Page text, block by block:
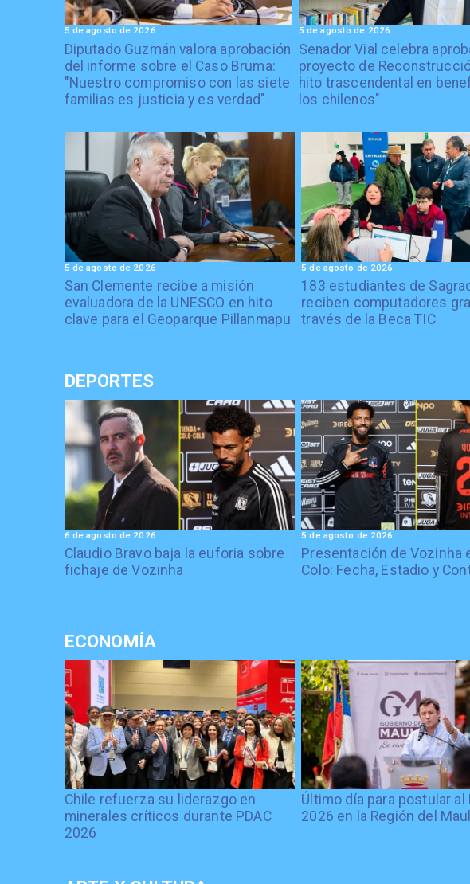
Diputado Guzmán valora aprobación
del informe sobre el Caso Bruma:
"Nuestro compromiso con las siete
familias es justicia y es verdad"
5 de agosto de 2026
Senador Vial celebra
proyecto de
hito trascendental en
los chilenos"
5 de agosto de 2026
San Clemente recibe a misión
evaluadora de la UNESCO en hito
clave para el Geoparque Pillanmapu
5 de agosto de 2026
183 estudiantes de
reciben computadores
través de la Beca TIC
5 de agosto de 2026
DEPORTES
Claudio Bravo baja la euforia sobre
fichaje de Vozinha
6 de agosto de 2026
Presentación de Vozinha
Colo: Fecha, Estadio y
5 de agosto de 2026
ECONOMÍA
Chile refuerza su liderazgo en
minerales críticos durante PDAC
2026
Último día para postular al
2026 en la Región del